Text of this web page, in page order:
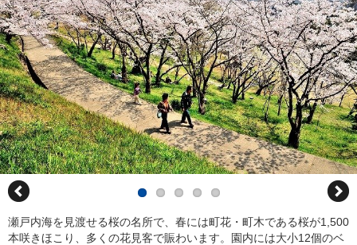
瀬戸内海を見渡せる桜の名所で、春には町花・町木である桜が1,500
本咲きほこり、多くの花見客で賑わいます。園内には大小12個のベ